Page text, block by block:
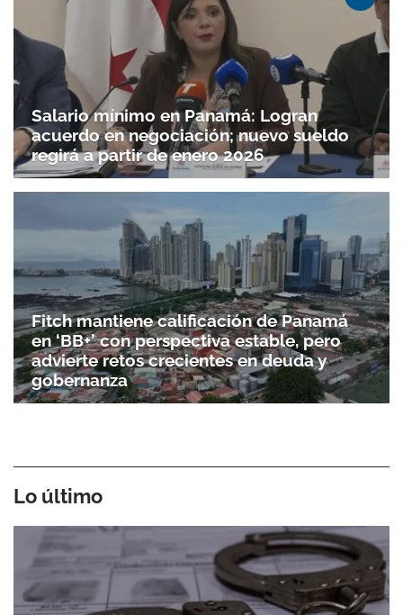
Salario mínimo en Panamá: Logran
acuerdo en negociación; nuevo sueldo
regirá a partir de enero 2026
Fitch mantiene calificación de Panamá
en ‘BB+’ con perspectiva estable, pero
advierte retos crecientes en deuda y
gobernanza
Lo último